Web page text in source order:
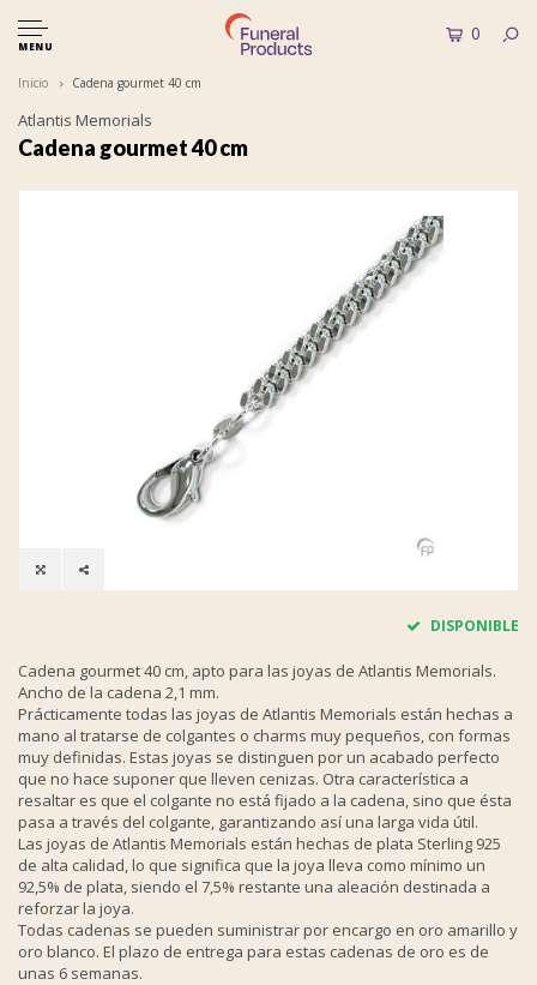
MENU
0
Inicio Cadena gourmet 40 cm
Atlantis Memorials
Cadena gourmet 40 cm
DISPONIBLE
Cadena gourmet 40 cm, apto para las joyas de Atlantis Memorials.
Ancho de la cadena 2,1 mm.
Prácticamente todas las joyas de Atlantis Memorials están hechas a
mano al tratarse de colgantes o charms muy pequeños, con formas
muy definidas. Estas joyas se distinguen por un acabado perfecto
que no hace suponer que lleven cenizas. Otra característica a
resaltar es que el colgante no está fijado a la cadena, sino que ésta
pasa a través del colgante, garantizando así una larga vida útil.
Las joyas de Atlantis Memorials están hechas de plata Sterling 925
de alta calidad, lo que significa que la joya lleva como mínimo un
92,5% de plata, siendo el 7,5% restante una aleación destinada a
reforzar la joya.
Todas cadenas se pueden suministrar por encargo en oro amarillo y
oro blanco. El plazo de entrega para estas cadenas de oro es de
unas 6 semanas.